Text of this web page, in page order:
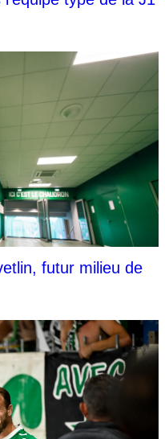
futur milieu de